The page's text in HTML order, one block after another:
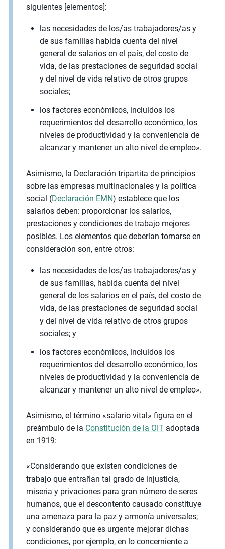
siguientes [elementos]:
las necesidades de los/as trabajadores/as y
de sus familias habida cuenta del nivel
general de salarios en el país, del costo de
vida, de las prestaciones de seguridad social
y del nivel de vida relativo de otros grupos
sociales;
los factores económicos, incluidos los
requerimientos del desarrollo económico, los
niveles de productividad y la conveniencia de
alcanzar y mantener un alto nivel de empleo».
Asimismo, la Declaración tripartita de principios
sobre las empresas multinacionales y la política
social (Declaración EMN) establece que los
salarios deben: proporcionar los salarios,
prestaciones y condiciones de trabajo mejores
posibles. Los elementos que deberían tomarse en
consideración son, entre otros:
las necesidades de los/as trabajadores/as y
de sus familias, habida cuenta del nivel
general de los salarios en el país, del costo de
vida, de las prestaciones de seguridad social
y del nivel de vida relativo de otros grupos
sociales; y
los factores económicos, incluidos los
requerimientos del desarrollo económico, los
niveles de productividad y la conveniencia de
alcanzar y mantener un alto nivel de empleo».
Asimismo, el término «salario vital» figura en el
preámbulo de la Constitución de la OITadoptada
en 1919:
«Considerando que existen condiciones de
trabajo que entrañan tal grado de injusticia,
miseria y privaciones para gran número de seres
humanos, que el descontento causado constituye
una amenaza para la paz y armonía universales;
y considerando que es urgente mejorar dichas
condiciones, por ejemplo, en lo concerniente a